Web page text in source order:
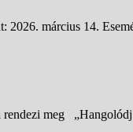
március 14.
meg